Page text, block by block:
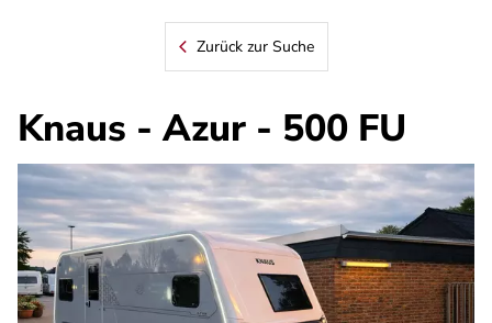
Zurück zur Suche
Knaus - Azur - 500 FU